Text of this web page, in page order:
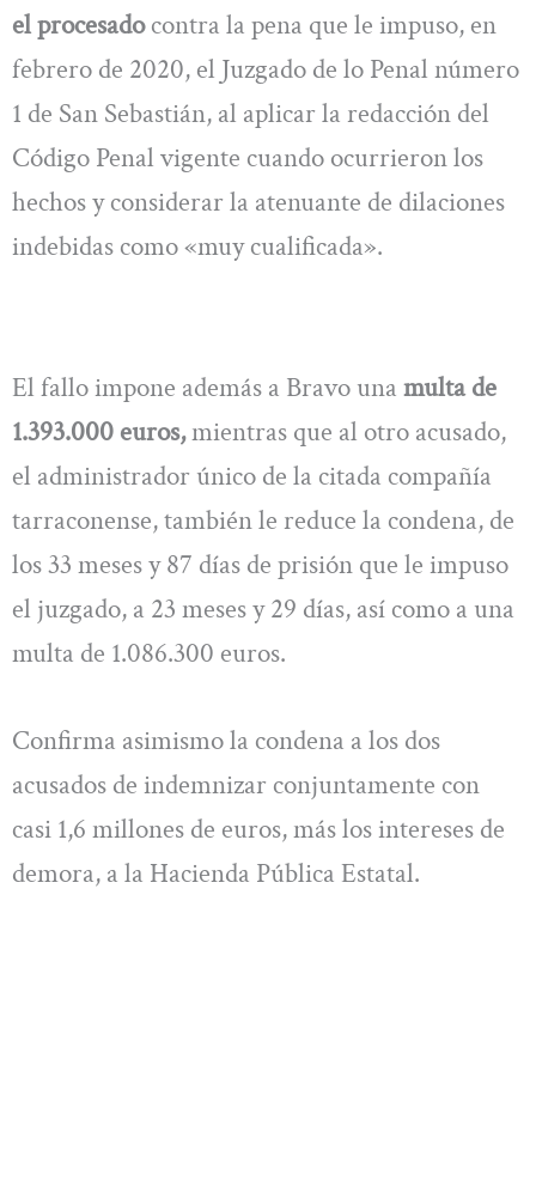
el procesadocontra la pena que le impuso, en
febrero de 2020, el Juzgado de lo Penal número
1 de San Sebastián, al aplicar la redacción del
Código Penal vigente cuando ocurrieron los
hechos y considerar la atenuante de dilaciones
indebidas como «muy cualificada».
El fallo impone además a Bravo una multa de
1.393.000 euros,mientras que al otro acusado,
el administrador único de la citada compañía
tarraconense, también le reduce la condena, de
los 33 meses y 87 días de prisión que le impuso
el juzgado, a 23 meses y 29 días, así como a una
multa de 1.086.300 euros.
Confirma asimismo la condena a los dos
acusados de indemnizar conjuntamente con
casi 1,6 millones de euros, más los intereses de
demora, a la Hacienda Pública Estatal.